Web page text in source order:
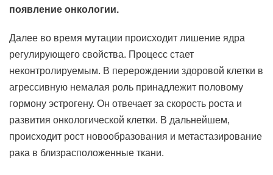
появление онкологии.
Далее во время мутации происходит лишение ядра
регулирующего свойства. Процесс стает
неконтролируемым. В перерождении здоровой клетки в
агрессивную немалая роль принадлежит половому
гормону эстрогену. Он отвечает за скорость роста и
развития онкологической клетки. В дальнейшем,
происходит рост новообразования и метастазирование
рака в близрасположенные ткани.